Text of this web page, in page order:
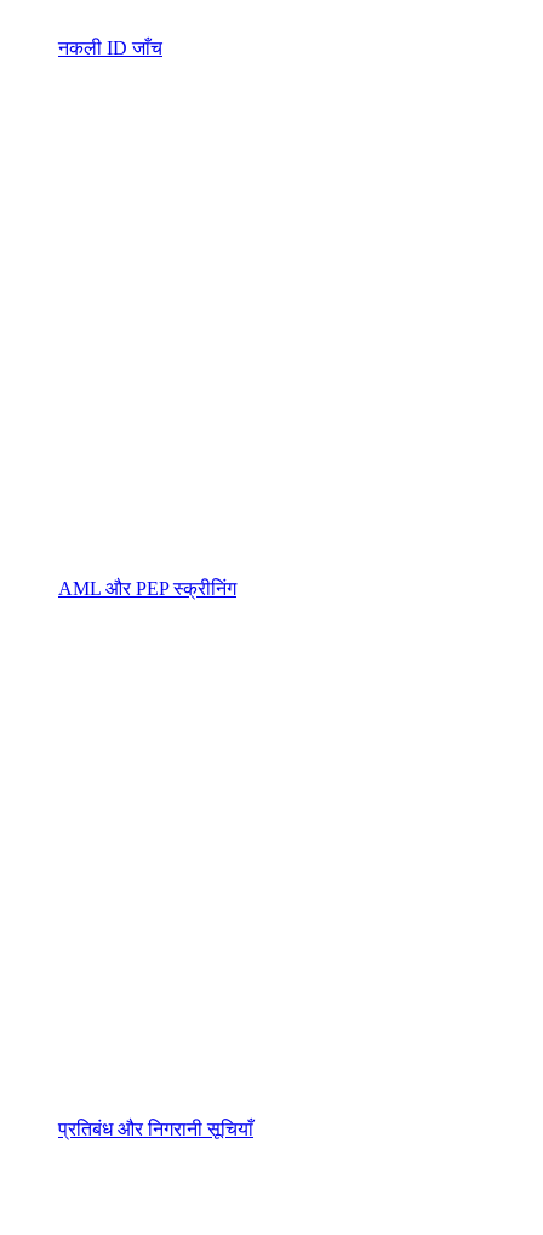
नकली ID जाँच
AML और PEP स्क्रीनिंग
प्रतिबंध और निगरानी सूचियाँ